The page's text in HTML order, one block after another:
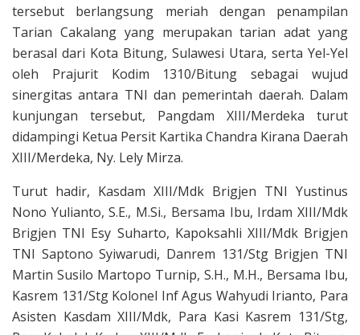
tersebut berlangsung meriah dengan penampilan
Tarian Cakalang yang merupakan tarian adat yang
berasal dari Kota Bitung, Sulawesi Utara, serta Yel-Yel
oleh Prajurit Kodim 1310/Bitung sebagai wujud
sinergitas antara TNI dan pemerintah daerah. Dalam
kunjungan tersebut, Pangdam XIII/Merdeka turut
didampingi Ketua Persit Kartika Chandra Kirana Daerah
XIII/Merdeka, Ny. Lely Mirza.
Turut hadir, Kasdam XIII/Mdk Brigjen TNI Yustinus
Nono Yulianto, S.E., M.Si., Bersama Ibu, Irdam XIII/Mdk
Brigjen TNI Esy Suharto, Kapoksahli XIII/Mdk Brigjen
TNI Saptono Syiwarudi, Danrem 131/Stg Brigjen TNI
Martin Susilo Martopo Turnip, S.H., M.H., Bersama Ibu,
Kasrem 131/Stg Kolonel Inf Agus Wahyudi Irianto, Para
Asisten Kasdam XIII/Mdk, Para Kasi Kasrem 131/Stg,